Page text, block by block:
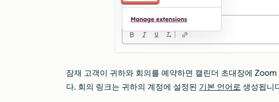
잠재 고객이 귀하와 회의를 예약하면 캘린더 초대장에
다. 회의 링크는 귀하의 계정에 설정된 기본 언어로 생성됩니